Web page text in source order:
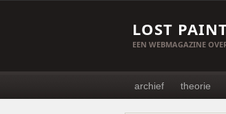
LOST
EEN WEBMAGAZINE
archief theorie